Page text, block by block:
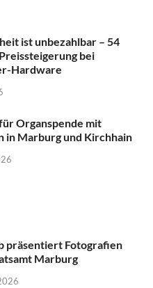
ist unbezahlbar – 54
bei
Hardware
Organspende mit
in Marburg und Kirchhain
präsentiert Fotografien
Marburg